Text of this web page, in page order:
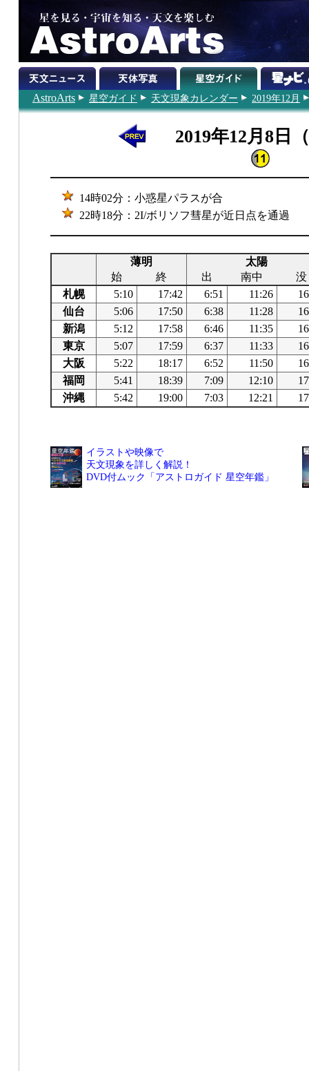
AstroArts 星空ガイド 天文現象カレンダー 2019年12月
2019年12月8日
14時02分：小惑星パラスが合
22時18分：2I/ボリソフ彗星が近日点を通過
薄明
太陽
始
終 出 南中
没
札幌
5:10 17:42 6:51 11:26
仙台
5:06 17:50 6:38 11:28
新潟
5:12 17:58 6:46 11:35
東京
5:07 17:59 6:37 11:33
大阪
5:22 18:17 6:52 11:50
福岡
5:41 18:39 7:09 12:10
沖縄
5:42 19:00 7:03 12:21
イラストや映像で
天文現象を詳しく解説！
DVD付ムック「アストロガイド 星空年鑑」